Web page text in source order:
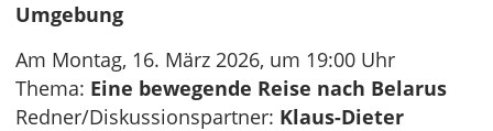
Umgebung
Am Montag, 16. März 2026, um 19:00 Uhr
Thema: Eine bewegende Reise nach Belarus
Redner/Diskussionspartner: Klaus-Dieter